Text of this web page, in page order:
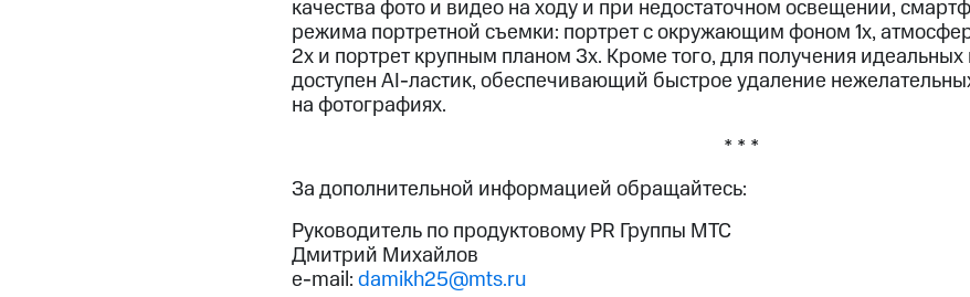
качества фото и видео на ходу и при недостаточном освещении,
режима портретной съемки: портрет с окружающим фоном 1x,
2x и портрет крупным планом 3x. Кроме того, для получения
доступен AI-ластик, обеспечивающий быстрое удаление
на фотографиях.
* * *
За дополнительной информацией обращайтесь:
Руководитель по продуктовому PR Группы МТС
Дмитрий Михайлов
e-mail:damikh25@mts.ru